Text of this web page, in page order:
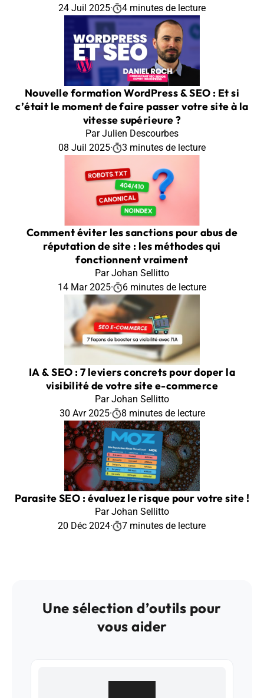
24 Juil 2025· 4 minutes de lecture
Nouvelle formation WordPress & SEO : Et si
c’était le moment de faire passer votre site à la
vitesse supérieure ?
Par Julien Descourbes
08 Juil 2025· 3 minutes de lecture
Comment éviter les sanctions pour abus de
réputation de site : les méthodes qui
fonctionnent vraiment
Par Johan Sellitto
14 Mar 2025· 6 minutes de lecture
IA & SEO : 7 leviers concrets pour doper la
visibilité de votre site e-commerce
Par Johan Sellitto
30 Avr 2025· 8 minutes de lecture
Parasite SEO : évaluez le risque pour votre site !
Par Johan Sellitto
20 Déc 2024· 7 minutes de lecture
Une sélection d’outils pour
vous aider